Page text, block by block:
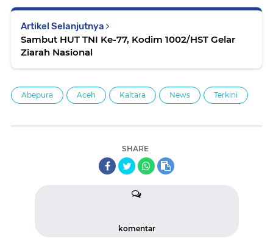
Artikel Selanjutnya
Sambut HUT TNI Ke-77, Kodim 1002/HST Gelar
Ziarah Nasional
Abepura Aceh Kaltara News Terkini
SHARE
komentar